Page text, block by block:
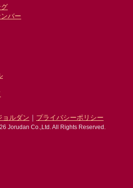
バー
ョルダン ｜ プライバシーポリシー
Jorudan Co.,Ltd. All Rights Reserved.